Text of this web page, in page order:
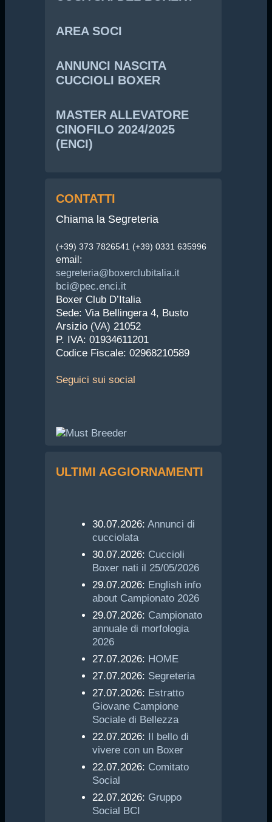
AREA SOCI
ANNUNCI NASCITA
CUCCIOLI BOXER
MASTER ALLEVATORE
CINOFILO 2024/2025
(ENCI)
CONTATTI
Chiama la Segreteria
(+39) 373 7826541 (+39) 0331 635996
email:
segreteria@boxerclubitalia.it
bci@pec.enci.it
Boxer Club D’Italia
Sede: Via Bellingera 4, Busto
Arsizio (VA) 21052
P. IVA: 01934611201
Codice Fiscale: 02968210589
Seguici sui social
ULTIMI AGGIORNAMENTI
30.07.2026: Annunci di
cucciolata
30.07.2026: Cuccioli
Boxer nati il 25/05/2026
29.07.2026: English info
about Campionato 2026
29.07.2026: Campionato
annuale di morfologia
2026
27.07.2026: HOME
27.07.2026: Segreteria
27.07.2026: Estratto
Giovane Campione
Sociale di Bellezza
22.07.2026: Il bello di
vivere con un Boxer
22.07.2026: Comitato
Social
22.07.2026: Gruppo
Social BCI